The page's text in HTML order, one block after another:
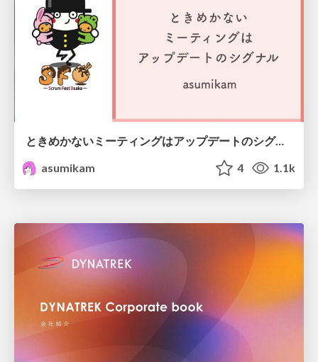
ときめかないミーティングはアップデートのシグナル #scrumosaka
asumikam
4 1.1k